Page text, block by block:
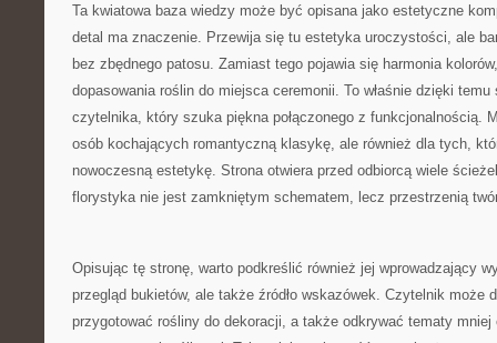
Ta kwiatowa baza wiedzy może być opisana jako estetyczne
detal ma znaczenie. Przewija się tu estetyka uroczystości, ale
bez zbędnego patosu. Zamiast tego pojawia się harmonia
dopasowania roślin do miejsca ceremonii. To właśnie dzięki temu
czytelnika, który szuka piękna połączonego z funkcjonalnością.
osób kochających romantyczną klasykę, ale również dla tych,
nowoczesną estetykę. Strona otwiera przed odbiorcą wiele
florystyka nie jest zamkniętym schematem, lecz przestrzenią
Opisując tę stronę, warto podkreślić również jej wprowadzający
przegląd bukietów, ale także źródło wskazówek. Czytelnik może
przygotować rośliny do dekoracji, a także odkrywać tematy